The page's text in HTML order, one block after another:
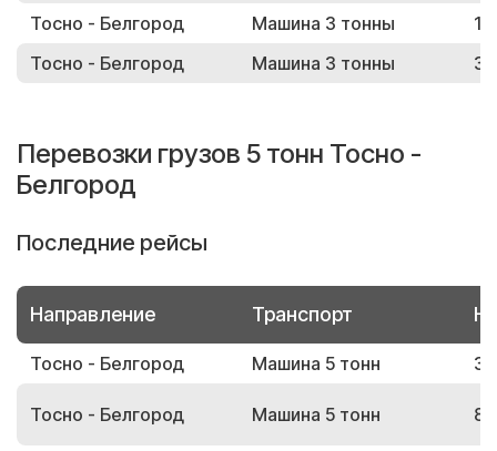
Тосно - Белгород
Машина 3 тонны
Тосно - Белгород
Машина 3 тонны
Перевозки грузов 5 тонн Тосно -
Белгород
Последние рейсы
Направление Транспорт
Тосно - Белгород Машина 5 тонн
Тосно - Белгород Машина 5 тонн